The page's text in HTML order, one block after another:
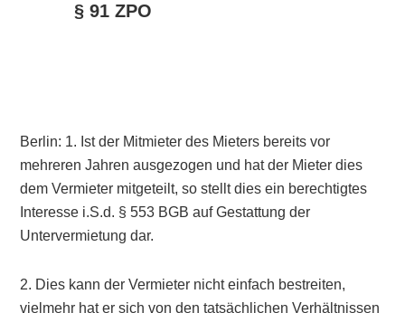
§ 91 ZPO
Berlin: 1. Ist der Mitmieter des Mieters bereits vor
mehreren Jahren ausgezogen und hat der Mieter dies
dem Vermieter mitgeteilt, so stellt dies ein berechtigtes
Interesse i.S.d. § 553 BGB auf Gestattung der
Untervermietung dar.
2. Dies kann der Vermieter nicht einfach bestreiten,
vielmehr hat er sich von den tatsächlichen Verhältnissen